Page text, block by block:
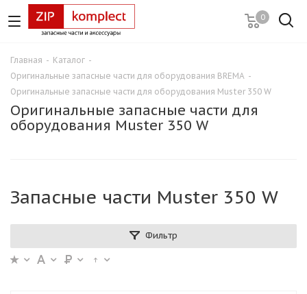
0
Главная - Каталог -
Оригинальные запасные части для оборудования BREMA -
Оригинальные запасные части для оборудования Muster 350 W
Оригинальные запасные части для
оборудования Muster 350 W
Запасные части Muster 350 W
Фильтр